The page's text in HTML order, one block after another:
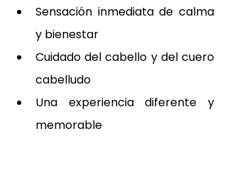
Sensación inmediata de calma
y bienestar
Cuidado del cabello y del cuero
cabelludo
Una experiencia diferente y
memorable